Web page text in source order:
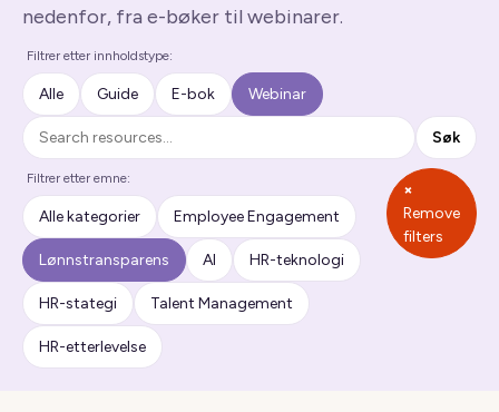
nedenfor, fra e-bøker til webinarer.
Filtrer etter innholdstype:
Alle Guide E-bok Webinar
Søk
Søk
Filtrer etter emne:
Alle kategorier Employee Engagement
Lønnstransparens AI HR-teknologi
HR-stategi Talent Management
HR-etterlevelse
×
Remove
filters